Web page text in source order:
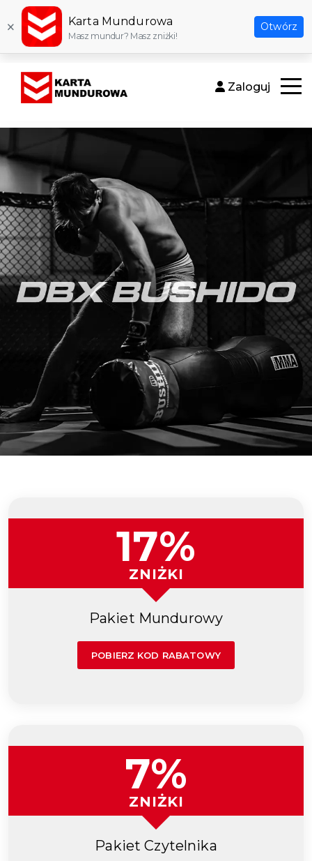
× Karta Mundurowa
Masz mundur? Masz zniżki!
Otwórz
Zaloguj
17%
ZNIŻKI
Pakiet Mundurowy
POBIERZ KOD RABATOWY
7%
ZNIŻKI
Pakiet Czytelnika